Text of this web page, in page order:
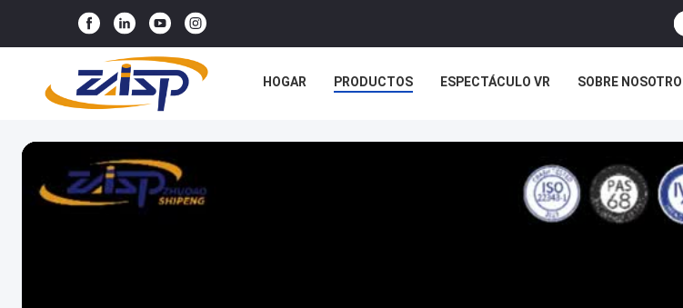
HOGAR PRODUCTOS ESPECTÁCULO VR SOBRE